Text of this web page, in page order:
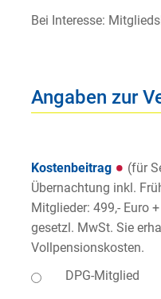
Bei Interesse:
Angaben zur
Kostenbeitrag
(für
Übernachtung inkl.
Mitglieder: 499,- Euro
gesetzl. MwSt. Sie
Vollpensionskosten.
DPG-Mitglied